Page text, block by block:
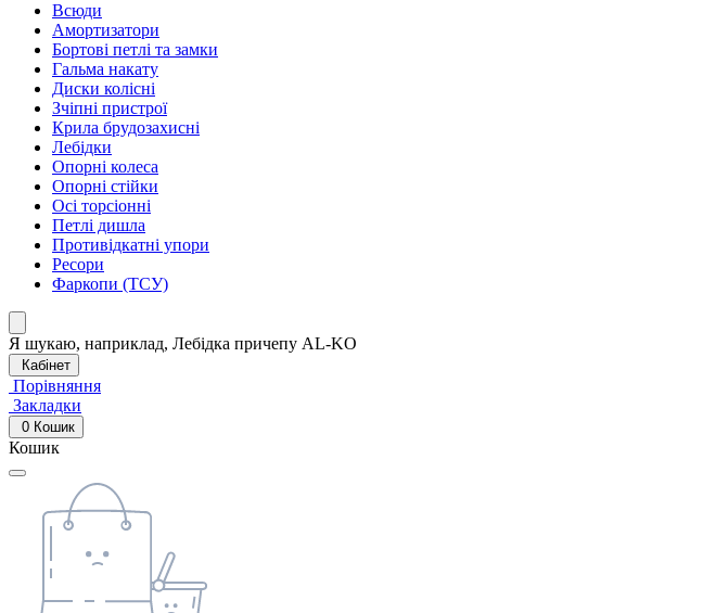
Всюди
Амортизатори
Бортові петлі та замки
Гальма накату
Диски колісні
Зчіпні пристрої
Крила брудозахисні
Лебідки
Опорні колеса
Опорні стійки
Осі торсіонні
Петлі дишла
Противідкатні упори
Ресори
Фаркопи (ТСУ)
Я шукаю, наприклад, Лебідка причепу AL-KO
Кабінет
Порівняння
Закладки
0 Кошик
Кошик